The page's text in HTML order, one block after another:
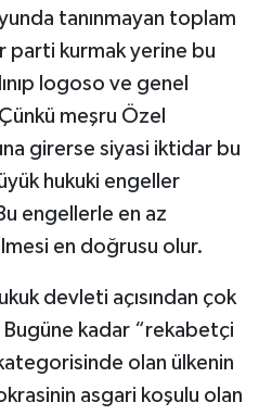
tanınmayan toplam
parti kurmak yerine bu
logoso ve genel
meşru Özel
girerse siyasi iktidar bu
hukuki engeller
engellerle en az
en doğrusu olur.
devleti açısından çok
Bugüne kadar “rekabetçi
olan ülkenin
asgari koşulu olan